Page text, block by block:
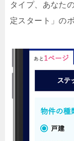
タイプ、あなた
定スタート」の